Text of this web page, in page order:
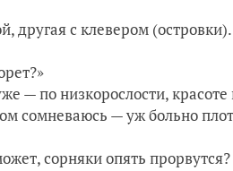
другая с клевером (островки).
— по низкорослости, красоте
сомневаюсь — уж больно
сорняки опять прорвутся?